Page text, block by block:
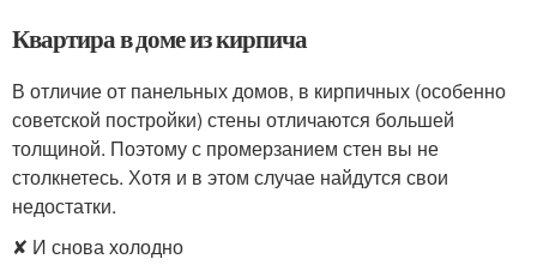
Квартира в доме из кирпича
В отличие от панельных домов, в кирпичных (особенно
советской постройки) стены отличаются большей
толщиной. Поэтому с промерзанием стен вы не
столкнетесь. Хотя и в этом случае найдутся свои
недостатки.
✘ И снова холодно